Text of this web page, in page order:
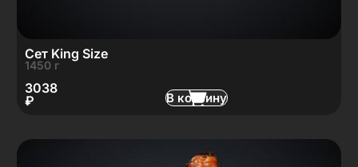
Сет King Size
1450 г
3038
₽
В корзину